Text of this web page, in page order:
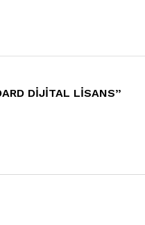
DIJITAL LISANS”